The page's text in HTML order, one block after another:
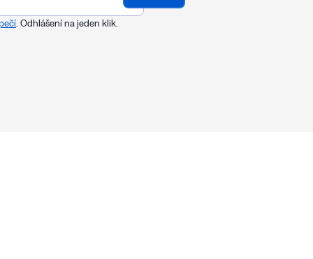
. Odhlášení na jeden klik.